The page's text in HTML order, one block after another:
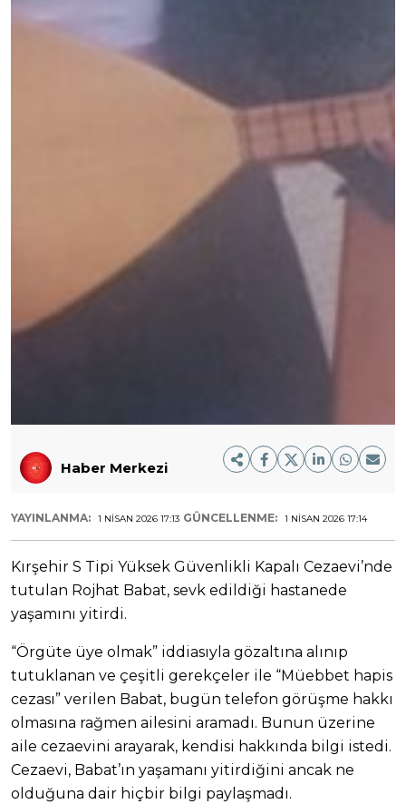
Haber Merkezi
YAYINLANMA: 1 NISAN 2026 17:13 GÜNCELLENME: 1 NISAN 2026 17:14
Kırşehir S Tipi Yüksek Güvenlikli Kapalı Cezaevi’nde
tutulan Rojhat Babat, sevk edildiği hastanede
yaşamını yitirdi.
“Örgüte üye olmak” iddiasıyla gözaltına alınıp
tutuklanan ve çeşitli gerekçeler ile “Müebbet hapis
cezası” verilen Babat, bugün telefon görüşme hakkı
olmasına rağmen ailesini aramadı. Bunun üzerine
aile cezaevini arayarak, kendisi hakkında bilgi istedi.
Cezaevi, Babat’ın yaşamanı yitirdiğini ancak ne
olduğuna dair hiçbir bilgi paylaşmadı.